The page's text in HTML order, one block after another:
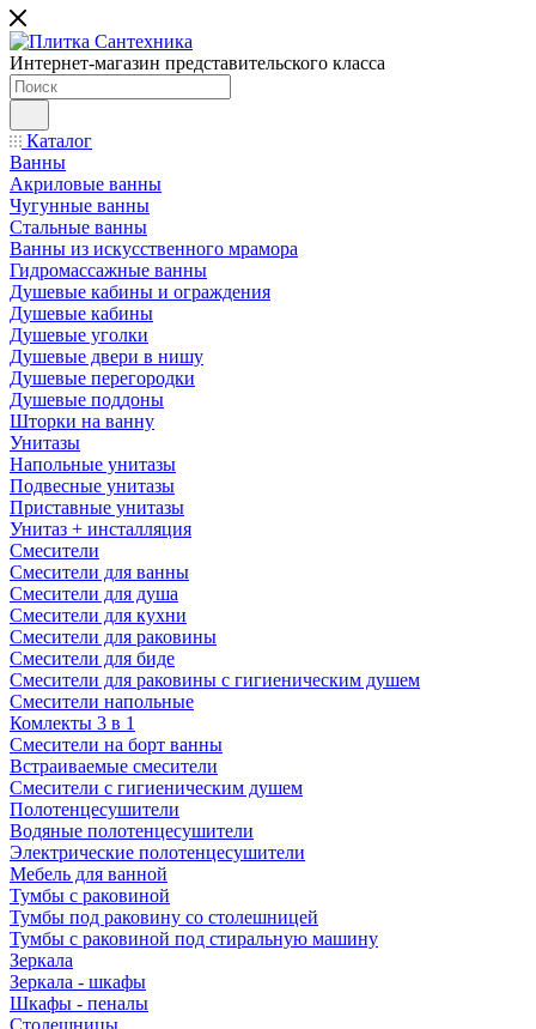
Интернет-магазин представительского класса
Каталог
Ванны
Акриловые ванны
Чугунные ванны
Стальные ванны
Ванны из искусственного мрамора
Гидромассажные ванны
Душевые кабины и ограждения
Душевые кабины
Душевые уголки
Душевые двери в нишу
Душевые перегородки
Душевые поддоны
Шторки на ванну
Унитазы
Напольные унитазы
Подвесные унитазы
Приставные унитазы
Унитаз + инсталляция
Смесители
Смесители для ванны
Смесители для душа
Смесители для кухни
Смесители для раковины
Смесители для биде
Смесители для раковины с гигиеническим душем
Смесители напольные
Комлекты 3 в 1
Смесители на борт ванны
Встраиваемые смесители
Смесители с гигиеническим душем
Полотенцесушители
Водяные полотенцесушители
Электрические полотенцесушители
Мебель для ванной
Тумбы с раковиной
Тумбы под раковину со столешницей
Тумбы с раковиной под стиральную машину
Зеркала
Зеркала - шкафы
Шкафы - пеналы
Столешницы